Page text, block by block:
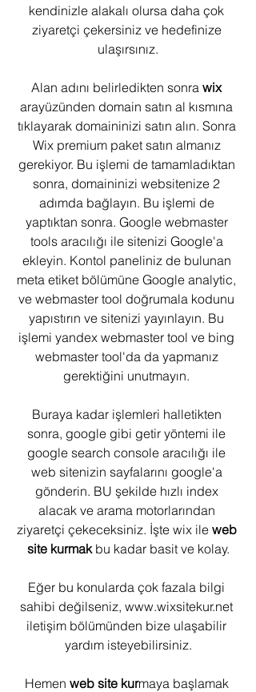
kendinizle alakalı olursa daha çok
ziyaretçi çekersiniz ve hedefinize
ulaşırsınız.
Alan adını belirledikten sonra wix
arayüzünden domain satın al kısmına
tıklayarak domaininizi satın alın. Sonra
Wix premium paket satın almanız
gerekiyor. Bu işlemi de tamamladıktan
sonra, domaininizi websitenize 2
adımda bağlayın. Bu işlemi de
yaptıktan sonra. Google webmaster
tools aracılığı ile sitenizi Google'a
ekleyin. Kontol paneliniz de bulunan
meta etiket bölümüne Google analytic,
ve webmaster tool doğrumala kodunu
yapıstırın ve sitenizi yayınlayın. Bu
işlemi yandex webmaster tool ve bing
webmaster tool'da da yapmanız
gerektiğini unutmayın.
Buraya kadar işlemleri halletikten
sonra, google gibi getir yöntemi ile
google search console aracılığı ile
web sitenizin sayfalarını google'a
gönderin. BU şekilde hızlı index
alacak ve arama motorlarından
ziyaretçi çekeceksiniz. İşte wix ile web
site kurmak bu kadar basit ve kolay.
Eğer bu konularda çok fazala bilgi
sahibi değilseniz, www.wixsitekur.net
iletişim bölümünden bize ulaşabilir
yardım isteyebilirsiniz.
Hemen web site kurmaya başlamak